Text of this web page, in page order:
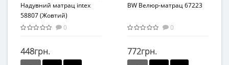
Надувний матрац intex
58807 (Жовтий)
0
448грн.
BW Велюр-матрац 67223
0
772грн.